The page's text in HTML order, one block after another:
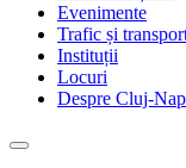
Evenimente
Trafic și
Instituții
Locuri
Despre Cluj-